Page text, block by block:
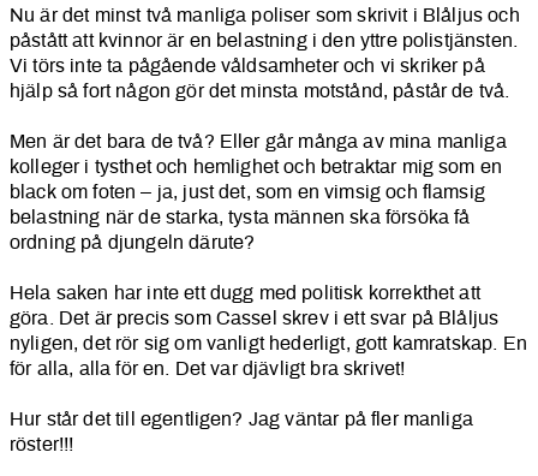
Nu är det minst två manliga poliser som skrivit i Blåljus och
påstått att kvinnor är en belastning i den yttre polistjänsten.
Vi törs inte ta pågående våldsamheter och vi skriker på
hjälp så fort någon gör det minsta motstånd, påstår de två.
Men är det bara de två? Eller går många av mina manliga
kolleger i tysthet och hemlighet och betraktar mig som en
black om foten – ja, just det, som en vimsig och flamsig
belastning när de starka, tysta männen ska försöka få
ordning på djungeln därute?
Hela saken har inte ett dugg med politisk korrekthet att
göra. Det är precis som Cassel skrev i ett svar på Blåljus
nyligen, det rör sig om vanligt hederligt, gott kamratskap. En
för alla, alla för en. Det var djävligt bra skrivet!
Hur står det till egentligen? Jag väntar på fler manliga
röster!!!